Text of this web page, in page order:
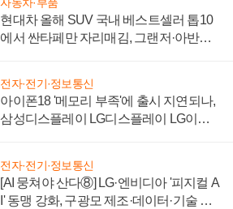
현대차 올해 SUV 국내 베스트셀러 톱10
에서 싼타페만 자리매김, 그랜저·아반떼
전자·전기·정보통신
아이폰18 '메모리 부족'에 출시 지연되나,
삼성디스플레이 LG디스플레이 LG이노
전자·전기·정보통신
[AI 뭉쳐야 산다⑧] LG·엔비디아 '피지컬 A
I' 동맹 강화, 구광모 제조·데이터·기술 결